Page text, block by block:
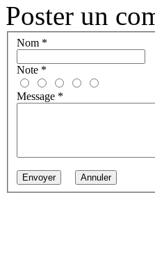
Poster un
Nom *
Note *
Message *